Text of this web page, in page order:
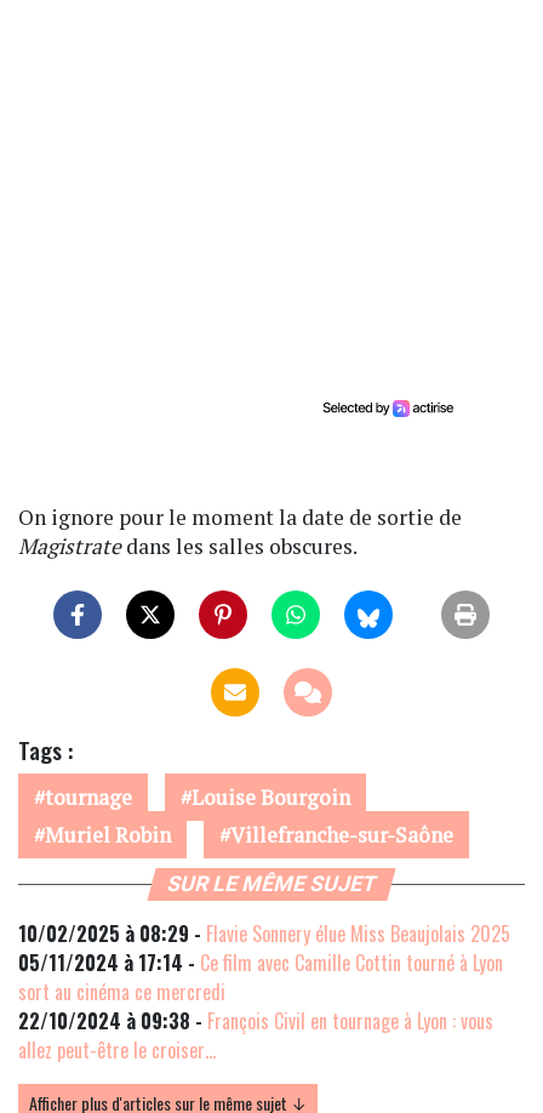
On ignore pour le moment la date de sortie de
Magistratedans les salles obscures.
Tags :
tournage
Louise Bourgoin
Muriel Robin
Villefranche-sur-Saône
SUR LE MÊME SUJET
10/02/2025 à 08:29 - Flavie Sonnery élue Miss Beaujolais 2025
05/11/2024 à 17:14 - Ce film avec Camille Cottin tourné à Lyon
sort au cinéma ce mercredi
22/10/2024 à 09:38 - François Civil en tournage à Lyon : vous
allez peut-être le croiser…
Afficher plus d'articles sur le même sujet ↓